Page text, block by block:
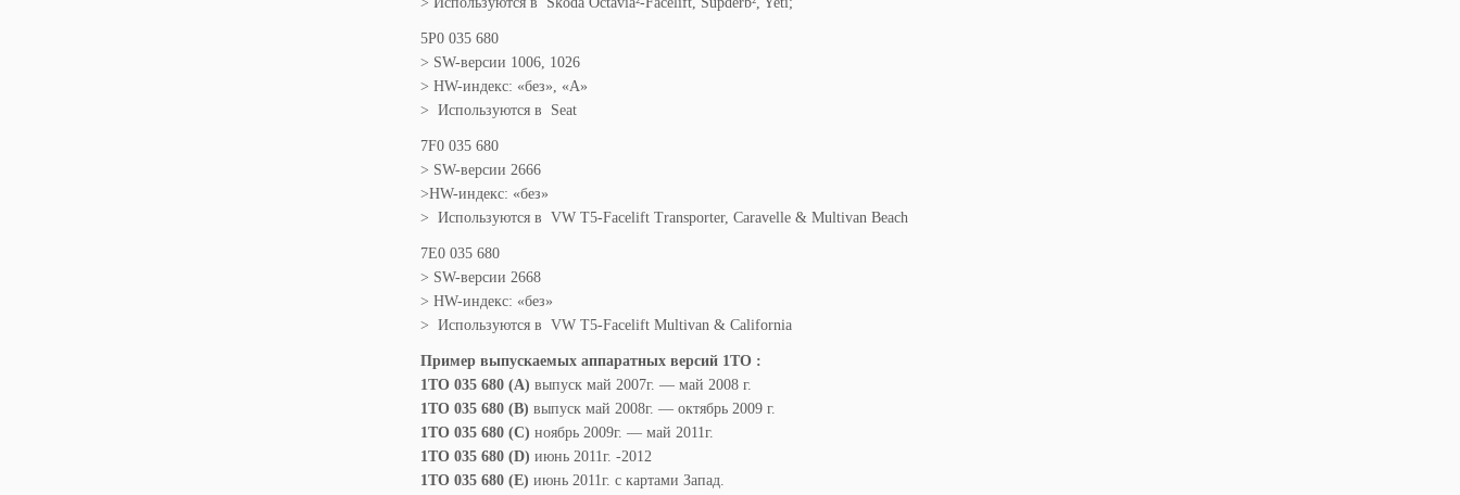
5P0 035 680
> SW-версии 1006, 1026
> HW-индекс: «без», «A»
> Используются в Seat
7F0 035 680
> SW-версии 2666
>HW-индекс: «без»
> Используются в VW T5-Facelift Transporter, Caravelle & Multivan Beach
7E0 035 680
> SW-версии 2668
> HW-индекс: «без»
> Используются в VW T5-Facelift Multivan & California
Пример выпускаемых аппаратных версий 1ТО :
1ТО 035 680 (А) выпуск май 2007г. — май 2008 г.
1ТО 035 680 (B) выпуск май 2008г. — октябрь 2009 г.
1ТО 035 680 (С) ноябрь 2009г. — май 2011г.
1ТО 035 680 (D) июнь 2011г. -2012
1ТО 035 680 (E) июнь 2011г. с картами Запад.